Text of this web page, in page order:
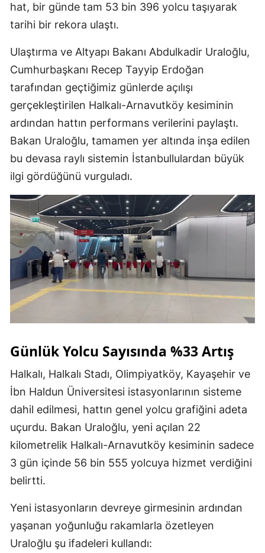
hat, bir günde tam 53 bin 396 yolcu taşıyarak
tarihi bir rekora ulaştı.
Ulaştırma ve Altyapı Bakanı Abdulkadir Uraloğlu,
Cumhurbaşkanı Recep Tayyip Erdoğan
tarafından geçtiğimiz günlerde açılışı
gerçekleştirilen Halkalı-Arnavutköy kesiminin
ardından hattın performans verilerini paylaştı.
Bakan Uraloğlu, tamamen yer altında inşa edilen
bu devasa raylı sistemin İstanbullulardan büyük
ilgi gördüğünü vurguladı.
Günlük Yolcu Sayısında %33 Artış
Halkalı, Halkalı Stadı, Olimpiyatköy, Kayaşehir ve
İbn Haldun Üniversitesi istasyonlarının sisteme
dahil edilmesi, hattın genel yolcu grafiğini adeta
uçurdu. Bakan Uraloğlu, yeni açılan 22
kilometrelik Halkalı-Arnavutköy kesiminin sadece
3 gün içinde 56 bin 555 yolcuya hizmet verdiğini
belirtti.
Yeni istasyonların devreye girmesinin ardından
yaşanan yoğunluğu rakamlarla özetleyen
Uraloğlu şu ifadeleri kullandı: